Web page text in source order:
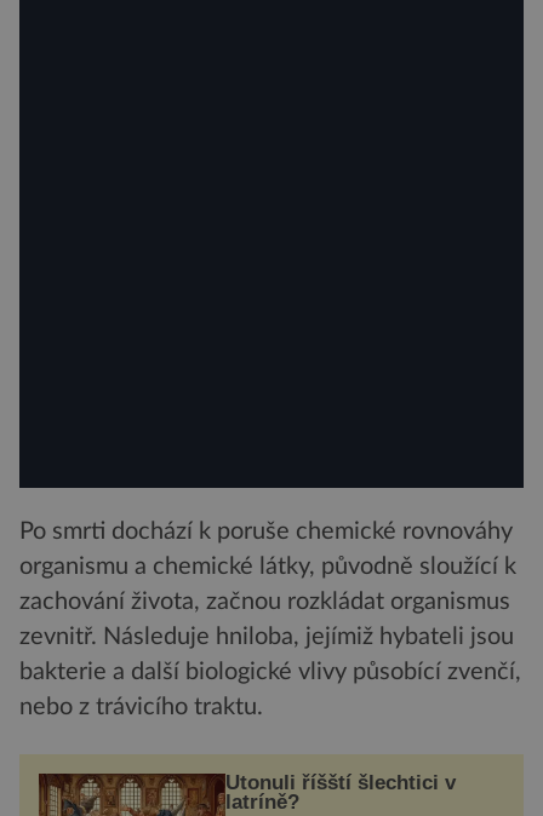
Po smrti dochází k poruše chemické rovnováhy
organismu a chemické látky, původně sloužící k
zachování života, začnou rozkládat organismus
zevnitř. Následuje hniloba, jejímiž hybateli jsou
bakterie a další biologické vlivy působící zvenčí,
nebo z trávicího traktu.
Utonuli říšští šlechtici v
latríně?